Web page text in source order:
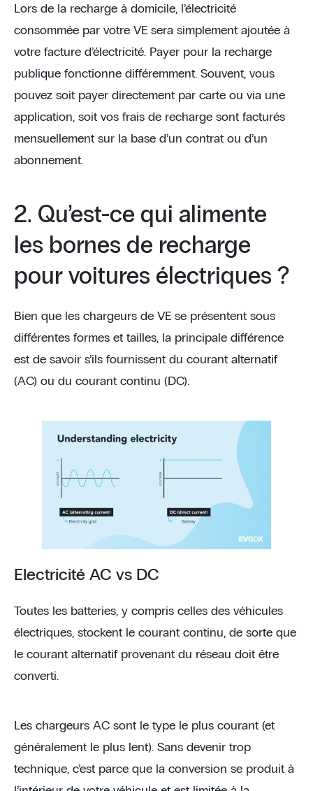
Lors de la recharge à domicile, l’électricité
consommée par votre VE sera simplement ajoutée à
votre facture d’électricité. Payer pour la recharge
publique fonctionne différemment. Souvent, vous
pouvez soit payer directement par carte ou via une
application, soit vos frais de recharge sont facturés
mensuellement sur la base d’un contrat ou d’un
abonnement.
2. Qu’est-ce qui alimente
les bornes de recharge
pour voitures électriques ?
Bien que les chargeurs de VE se présentent sous
différentes formes et tailles, la principale différence
est de savoir s’ils fournissent du courant alternatif
(AC) ou du courant continu (DC).
Electricité AC vs DC
Toutes les batteries, y compris celles des véhicules
électriques, stockent le courant continu, de sorte que
le courant alternatif provenant du réseau doit être
converti.
Les chargeurs AC sont le type le plus courant (et
généralement le plus lent). Sans devenir trop
technique, c’est parce que la conversion se produit à